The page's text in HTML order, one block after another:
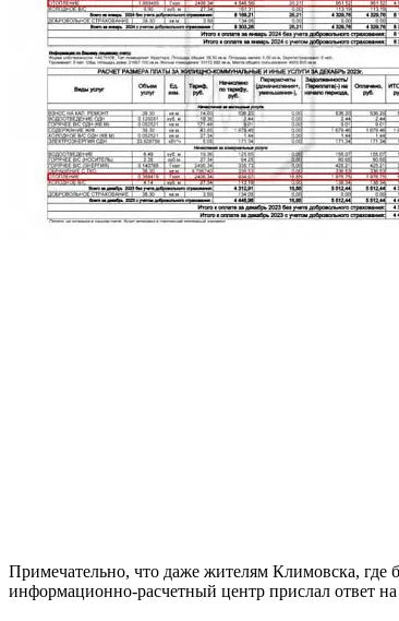
Примечательно, что даже жителям Климовска,
информационно-расчетный центр прислал ответ на